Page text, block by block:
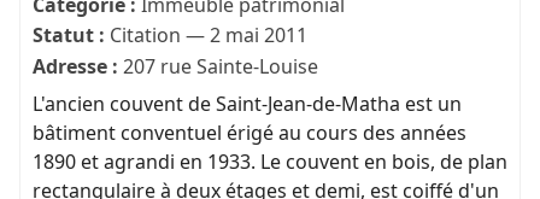
Statut : Citation — 2 mai 2011
Adresse : 207 rue Sainte-Louise
L'ancien couvent de Saint-Jean-de-Matha est un
bâtiment conventuel érigé au cours des années
1890 et agrandi en 1933. Le couvent en bois, de plan
rectangulaire à deux étages et demi, est coiffé d'un